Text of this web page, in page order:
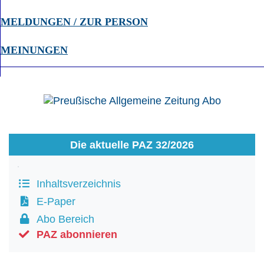
MELDUNGEN / ZUR PERSON
MEINUNGEN
Die aktuelle PAZ 32/2026
Inhaltsverzeichnis
E-Paper
Abo Bereich
PAZ abonnieren